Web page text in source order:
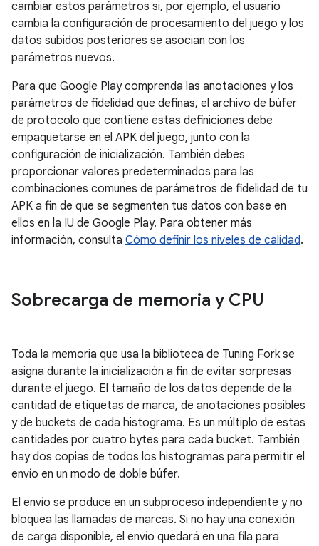
cambiar estos parámetros si, por ejemplo, el usuario
cambia la configuración de procesamiento del juego y los
datos subidos posteriores se asocian con los
parámetros nuevos.
Para que Google Play comprenda las anotaciones y los
parámetros de fidelidad que definas, el archivo de búfer
de protocolo que contiene estas definiciones debe
empaquetarse en el APK del juego, junto con la
configuración de inicialización. También debes
proporcionar valores predeterminados para las
combinaciones comunes de parámetros de fidelidad de tu
APK a fin de que se segmenten tus datos con base en
ellos en la IU de Google Play. Para obtener más
información, consulta Cómo definir los niveles de calidad.
Sobrecarga de memoria y CPU
Toda la memoria que usa la biblioteca de Tuning Fork se
asigna durante la inicialización a fin de evitar sorpresas
durante el juego. El tamaño de los datos depende de la
cantidad de etiquetas de marca, de anotaciones posibles
y de buckets de cada histograma. Es un múltiplo de estas
cantidades por cuatro bytes para cada bucket. También
hay dos copias de todos los histogramas para permitir el
envío en un modo de doble búfer.
El envío se produce en un subproceso independiente y no
bloquea las llamadas de marcas. Si no hay una conexión
de carga disponible, el envío quedará en una fila para